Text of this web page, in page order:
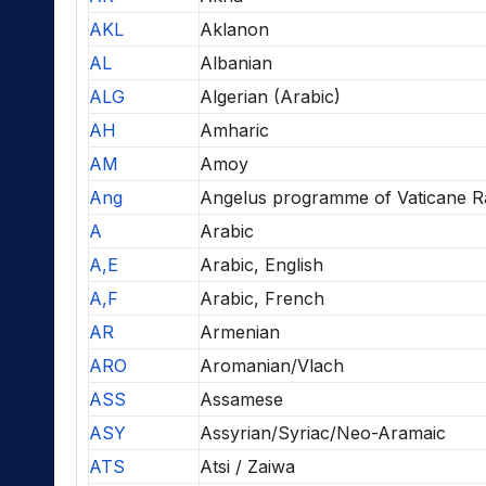
AKL
Aklanon
AL
Albanian
ALG
Algerian (Arabic)
AH
Amharic
AM
Amoy
Ang
Angelus programme of Vaticane
A
Arabic
A,E
Arabic, English
A,F
Arabic, French
AR
Armenian
ARO
Aromanian/Vlach
ASS
Assamese
ASY
Assyrian/Syriac/Neo-Aramaic
ATS
Atsi / Zaiwa